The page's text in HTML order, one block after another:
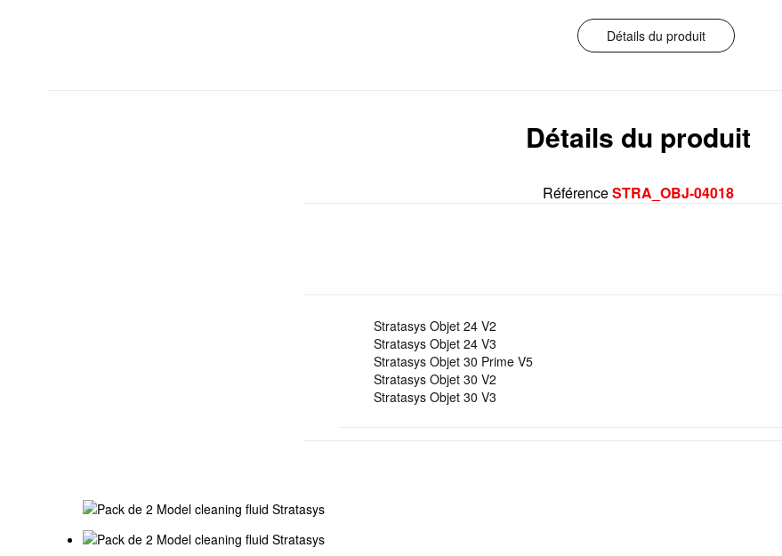
Détails du produit
Détails du produit
RéférenceSTRA_OBJ-04018
Stratasys Objet 24 V2
Stratasys Objet 24 V3
Stratasys Objet 30 Prime V5
Stratasys Objet 30 V2
Stratasys Objet 30 V3